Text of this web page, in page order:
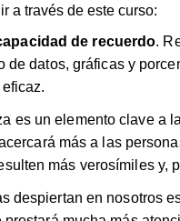
a la que ya
quiere cualquier
nos emociona, nos
generar conexiones.
conseguir una
animas con un nuevo
curso en